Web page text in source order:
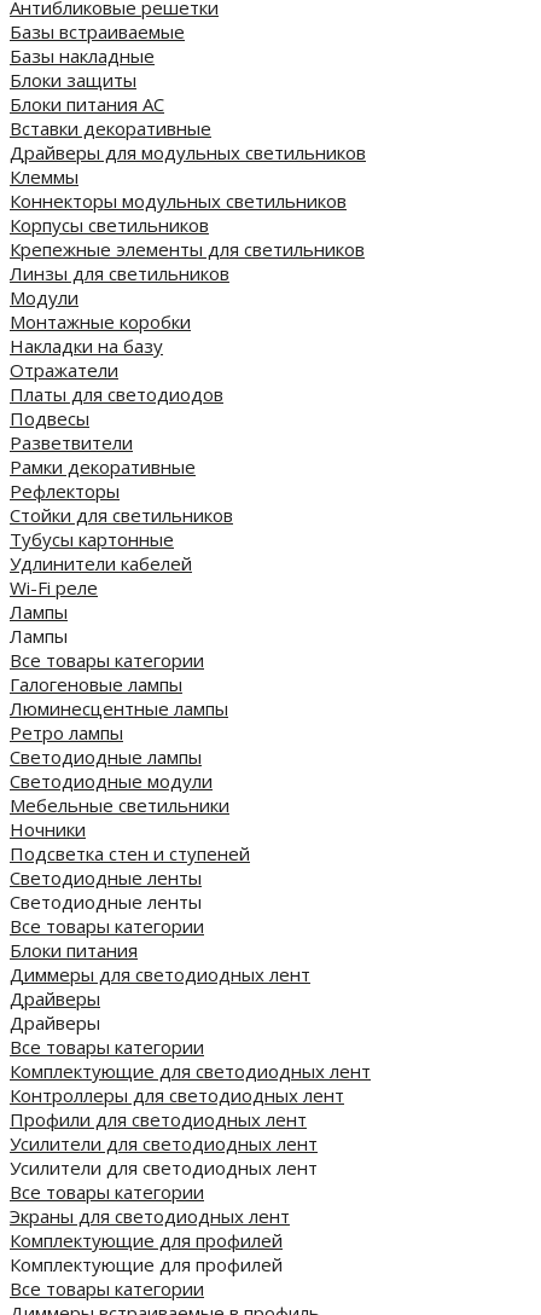
Антибликовые решетки
Базы встраиваемые
Базы накладные
Блоки защиты
Блоки питания AC
Вставки декоративные
Драйверы для модульных светильников
Клеммы
Коннекторы модульных светильников
Корпусы светильников
Крепежные элементы для светильников
Линзы для светильников
Модули
Монтажные коробки
Накладки на базу
Отражатели
Платы для светодиодов
Подвесы
Разветвители
Рамки декоративные
Рефлекторы
Стойки для светильников
Тубусы картонные
Удлинители кабелей
Wi-Fi реле
Лампы
Лампы
Все товары категории
Галогеновые лампы
Люминесцентные лампы
Ретро лампы
Светодиодные лампы
Светодиодные модули
Мебельные светильники
Ночники
Подсветка стен и ступеней
Светодиодные ленты
Светодиодные ленты
Все товары категории
Блоки питания
Диммеры для светодиодных лент
Драйверы
Драйверы
Все товары категории
Комплектующие для светодиодных лент
Контроллеры для светодиодных лент
Профили для светодиодных лент
Усилители для светодиодных лент
Усилители для светодиодных лент
Все товары категории
Экраны для светодиодных лент
Комплектующие для профилей
Комплектующие для профилей
Все товары категории